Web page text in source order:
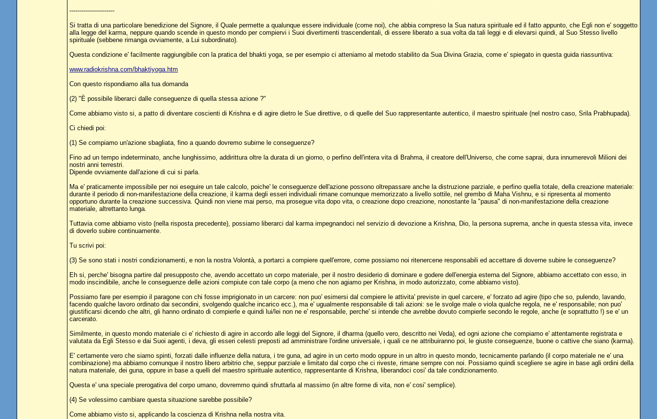
-----------------------
Si tratta di una particolare benedizione del Signore, il Quale permette a qualunque essere individuale (come noi), che abbia compreso la Sua natura spirituale ed il fatto appunto, che Egli non e' soggetto
alla legge del karma, neppure quando scende in questo mondo per compiervi i Suoi divertimenti trascendentali, di essere liberato a sua volta da tali leggi e di elevarsi quindi, al Suo Stesso livello
spirituale (sebbene rimanga ovviamente, a Lui subordinato).
Questa condizione e' facilmente raggiungibile con la pratica del bhakti yoga, se per esempio ci atteniamo al metodo stabilito da Sua Divina Grazia, come e' spiegato in questa guida riassuntiva:
www.radiokrishna.com/bhaktiyoga.htm
Con questo rispondiamo alla tua domanda
(2) "È possibile liberarci dalle conseguenze di quella stessa azione ?"
Come abbiamo visto si, a patto di diventare coscienti di Krishna e di agire dietro le Sue direttive, o di quelle del Suo rappresentante autentico, il maestro spirituale (nel nostro caso, Srila Prabhupada).
Ci chiedi poi:
(1) Se compiamo un'azione sbagliata, fino a quando dovremo subirne le conseguenze?
Fino ad un tempo indeterminato, anche lunghissimo, addirittura oltre la durata di un giorno, o perfino dell'intera vita di Brahma, il creatore dell'Universo, che come saprai, dura innumerevoli Milioni dei
nostri anni terrestri.
Dipende ovviamente dall'azione di cui si parla.
Ma e' praticamente impossibile per noi eseguire un tale calcolo, poiche' le conseguenze dell'azione possono oltrepassare anche la distruzione parziale, e perfino quella totale, della creazione materiale:
durante il periodo di non-manifestazione della creazione, il karma degli esseri individuali rimane comunque memorizzato a livello sottile, nel grembo di Maha Vishnu, e si ripresenta al momento
opportuno durante la creazione successiva. Quindi non viene mai perso, ma prosegue vita dopo vita, o creazione dopo creazione, nonostante la "pausa" di non-manifestazione della creazione
materiale, altrettanto lunga.
Tuttavia come abbiamo visto (nella risposta precedente), possiamo liberarci dal karma impegnandoci nel servizio di devozione a Krishna, Dio, la persona suprema, anche in questa stessa vita, invece
di doverlo subire continuamente.
Tu scrivi poi:
(3) Se sono stati i nostri condizionamenti, e non la nostra Volontà, a portarci a compiere quell'errore, come possiamo noi ritenercene responsabili ed accettare di doverne subire le conseguenze?
Eh si, perche' bisogna partire dal presupposto che, avendo accettato un corpo materiale, per il nostro desiderio di dominare e godere dell'energia esterna del Signore, abbiamo accettato con esso, in
modo inscindibile, anche le conseguenze delle azioni compiute con tale corpo (a meno che non agiamo per Krishna, in modo autorizzato, come abbiamo visto).
Possiamo fare per esempio il paragone con chi fosse imprigionato in un carcere: non puo' esimersi dal compiere le attivita' previste in quel carcere, e' forzato ad agire (tipo che so, pulendo, lavando,
facendo qualche lavoro ordinato dai secondini, svolgendo qualche incarico ecc.), ma e' ugualmente responsabile di tali azioni: se le svolge male o viola qualche regola, ne e' responsabile; non puo'
giustificarsi dicendo che altri, gli hanno ordinato di compierle e quindi lui/lei non ne e' responsabile, perche' si intende che avrebbe dovuto compierle secondo le regole, anche (e soprattutto !) se e' un
carcerato.
Similmente, in questo mondo materiale ci e' richiesto di agire in accordo alle leggi del Signore, il dharma (quello vero, descritto nei Veda), ed ogni azione che compiamo e' attentamente registrata e
valutata da Egli Stesso e dai Suoi agenti, i deva, gli esseri celesti preposti ad amministrare l'ordine universale, i quali ce ne attribuiranno poi, le giuste conseguenze, buone o cattive che siano (karma).
E' certamente vero che siamo spinti, forzati dalle influenze della natura, i tre guna, ad agire in un certo modo oppure in un altro in questo mondo, tecnicamente parlando (il corpo materiale ne e' una
combinazione) ma abbiamo comunque il nostro libero arbitrio che, seppur parziale e limitato dal corpo che ci riveste, rimane sempre con noi. Possiamo quindi scegliere se agire in base agli ordini della
natura materiale, dei guna, oppure in base a quelli del maestro spirituale autentico, rappresentante di Krishna, liberandoci cosi' da tale condizionamento.
Questa e' una speciale prerogativa del corpo umano, dovremmo quindi sfruttarla al massimo (in altre forme di vita, non e' cosi' semplice).
(4) Se volessimo cambiare questa situazione sarebbe possibile?
Come abbiamo visto si, applicando la coscienza di Krishna nella nostra vita.